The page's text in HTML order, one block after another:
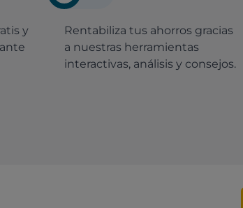
y
Rentabiliza tus ahorros gracias
a nuestras herramientas
interactivas, análisis y consejos.